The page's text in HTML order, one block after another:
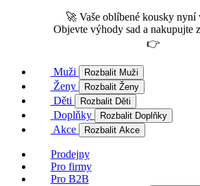
🚀 Vaše oblíbené kousky nyní
Objevte výhody sad a nakupujte
👉
Muži Rozbalit Muži
Ženy Rozbalit Ženy
Děti Rozbalit Děti
Doplňky Rozbalit Doplňky
Akce Rozbalit Akce
Prodejny
Pro firmy
Pro B2B